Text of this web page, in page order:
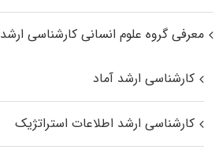
معرفی گروه علوم انسانی کارشناسی ارشد
کارشناسی ارشد آماد
کارشناسی ارشد اطلاعات استراتژیک